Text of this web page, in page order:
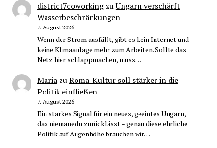
district7coworkingzuUngarn verschärft
Wasserbeschränkungen
7. August 2026
Wenn der Strom ausfällt, gibt es kein Internet und
keine Klimaanlage mehr zum Arbeiten. Sollte das
Netz hier schlappmachen, muss…
MariazuRoma-Kultur soll stärker in die
Politik einfließen
7. August 2026
Ein starkes Signal für ein neues, geeintes Ungarn,
das niemanedn zurücklässt – genau diese ehrliche
Politik auf Augenhöhe brauchen wir…